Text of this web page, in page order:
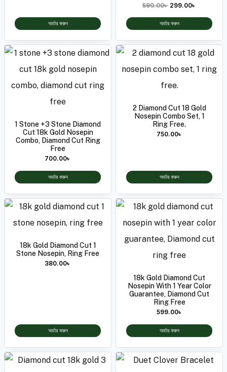
অর্ডার করুন
590.00৳ 299.00৳
অর্ডার করুন
1 Stone +3 Stone Diamond
Cut 18k Gold Nosepin
Combo, Diamond Cut Ring
Free
700.00৳
অর্ডার করুন
2 Diamond Cut 18 Gold
Nosepin Combo Set, 1
Ring Free.
750.00৳
অর্ডার করুন
18k Gold Diamond Cut 1
Stone Nosepin, Ring Free
380.00৳
অর্ডার করুন
18k Gold Diamond Cut
Nosepin With 1 Year Color
Guarantee, Diamond Cut
Ring Free
599.00৳
অর্ডার করুন